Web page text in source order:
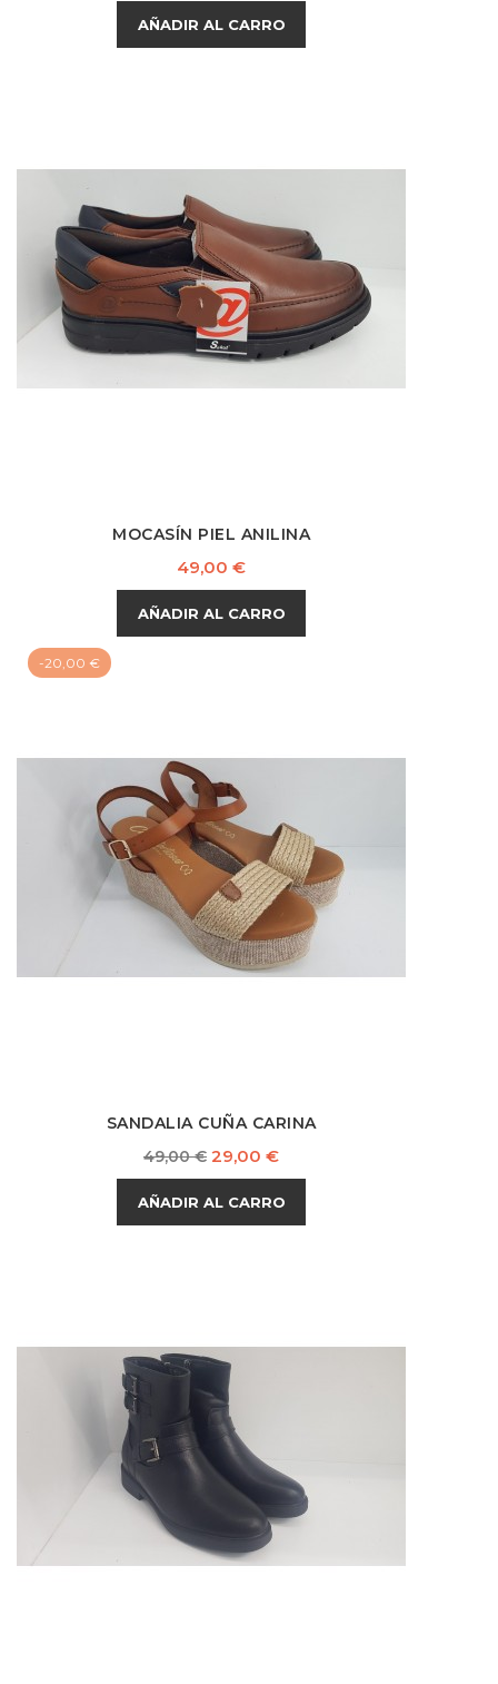
AÑADIR AL CARRO
MOCASÍN PIEL ANILINA
Precio
49,00 €
AÑADIR AL CARRO
-20,00 €
SANDALIA CUÑA CARINA
Precio
base
49,00 € Precio
29,00 €
AÑADIR AL CARRO